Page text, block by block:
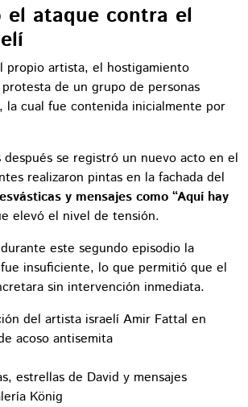
el ataque contra el
propio artista, el hostigamiento
de un grupo de personas
la cual fue contenida inicialmente por
después se registró un nuevo acto en el
realizaron pintas en la fachada del
esvásticas y mensajes como “Aquí hay
elevó el nivel de tensión.
este segundo episodio la
insuficiente, lo que permitió que el
sin intervención inmediata.
del artista israelí Amir Fattal en
acoso antisemita
estrellas de David y mensajes
König